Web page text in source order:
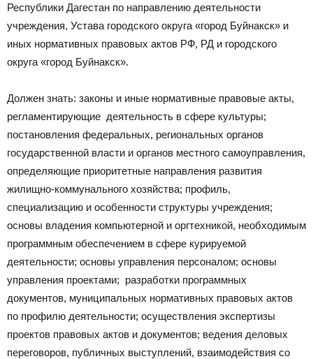
Республики Дагестан по направлению деятельности
учреждения, Устава городского округа «город Буйнакск» и
иных нормативных правовых актов РФ, РД и городского
округа «город Буйнакск».
Должен знать: законы и иные нормативные правовые акты,
регламентирующие деятельность в сфере культуры;
постановления федеральных, региональных органов
государственной власти и органов местного самоуправления,
определяющие приоритетные направления развития
жилищно-коммунального хозяйства; профиль,
специализацию и особенности структуры учреждения;
основы владения компьютерной и оргтехникой, необходимым
программным обеспечением в сфере курируемой
деятельности; основы управления персоналом; основы
управления проектами; разработки программных
документов, муниципальных нормативных правовых актов
по профилю деятельности; осуществления экспертизы
проектов правовых актов и документов; ведения деловых
переговоров, публичных выступлений, взаимодействия со